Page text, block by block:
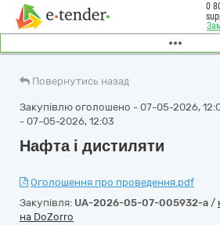
0
Повернутись назад
Закупівлю оголошено - 07-05-2026,
- 07-05-2026, 12:03
Нафта і дистиляти
Оголошення про проведення.pdf
Закупівля: UA-2026-05-07-005932-a /
на DoZorro